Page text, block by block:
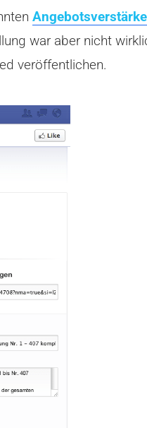
war aber nicht
veröffentlichen.